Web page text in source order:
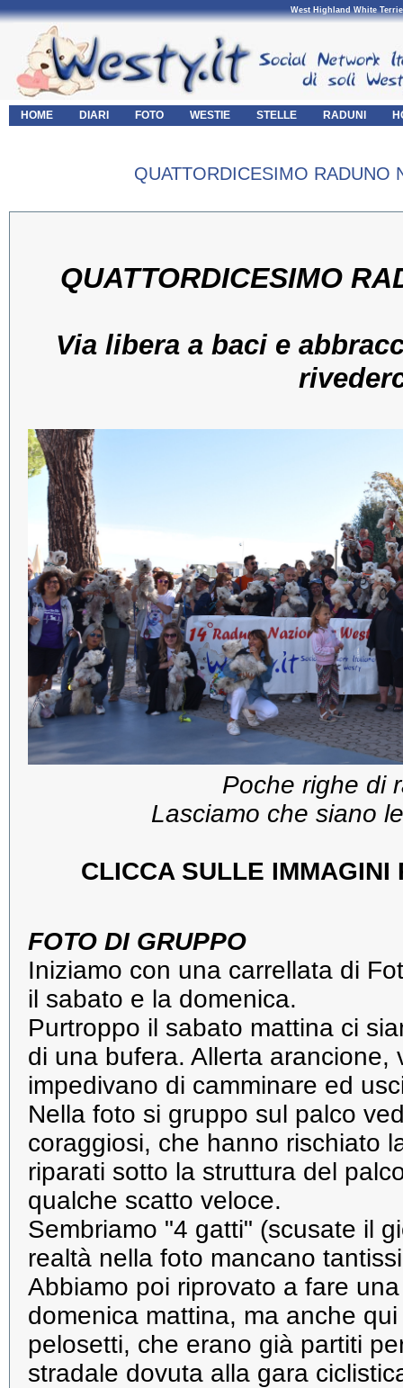
West Highland White
HOME DIARI FOTO WESTIE STELLE RADUNI
QUATTORDICESIMO RADUNO
QUATTORDICESIMO
Via libera a baci e
Poche righe di
Lasciamo che siano
CLICCA SULLE IMMAGINI
FOTO DI GRUPPO
Iniziamo con una carrellata di
il sabato e la domenica.
Purtroppo il sabato mattina ci
di una bufera. Allerta arancione,
impedivano di camminare ed
Nella foto si gruppo sul palco
coraggiosi, che hanno rischiato
riparati sotto la struttura del
qualche scatto veloce.
Sembriamo "4 gatti" (scusate il
realtà nella foto mancano
Abbiamo poi riprovato a fare
domenica mattina, ma anche
pelosetti, che erano già partiti
stradale dovuta alla gara